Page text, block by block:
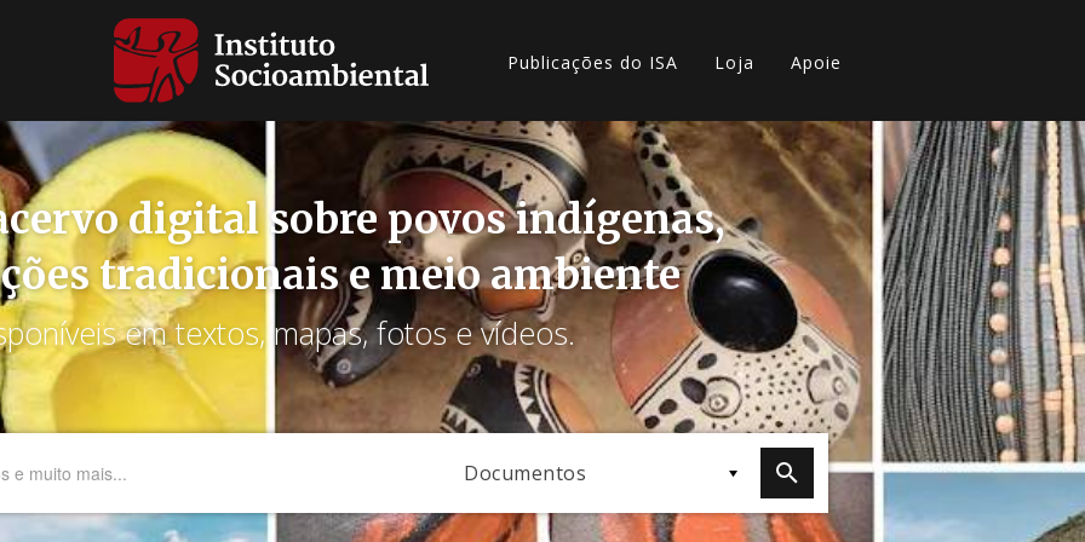
Publicações do ISA Loja Apoie
digital sobre povos indígenas,
tradicionais e meio ambiente
em textos, mapas, fotos e vídeos.
Documentos